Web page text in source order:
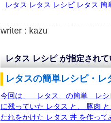
レタス レタス レシピ レタス 簡
writer : kazu
レタス レシピ が指定され
レタスの簡単レシピ・
今回は、 レタス の簡単 レ
に残っていた レタス と、 豚肉
たれをかけた レタス 丼 を作って